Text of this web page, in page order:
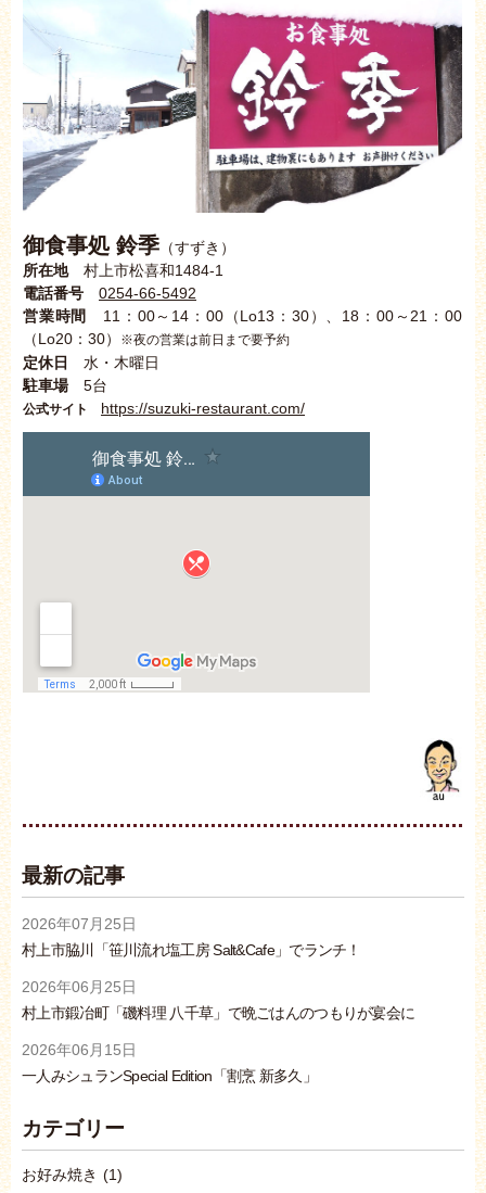
御食事処 鈴季 （すずき）
所在地村上市松喜和1484-1
電話番号
0254-66-5492
営業時間
11：00～14：00（Lo13：30）、18：00～21：00
（Lo20：30）
※夜の営業は前日まで要予約
定休日
水・木曜日
駐車場5台
公式サイト https://suzuki-restaurant.com/
最新の記事
2026年07月25日
村上市脇川「笹川流れ塩工房 Salt&Cafe」でランチ！
2026年06月25日
村上市鍛冶町「磯料理 八千草」で晩ごはんのつもりが宴会に
2026年06月15日
一人みシュランSpecial Edition「割烹 新多久」
カテゴリー
お好み焼き (1)